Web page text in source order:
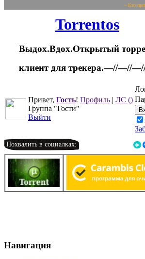
~ Кто
Torrentos
клиент для
Привет, Гость! Профиль | ЛС ()
Группа "Гости"
Выйти
Похвалить в социалках:
Навигация